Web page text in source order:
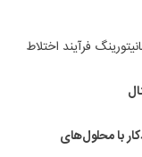
فرآیند اختلاط
با محلول‌های